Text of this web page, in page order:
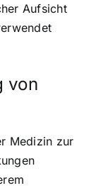
Aufsicht
von
Medizin zur